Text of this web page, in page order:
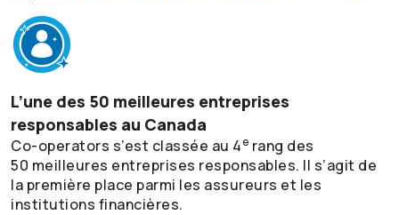
L’une des 50 meilleures entreprises
responsables au Canada
Co-operators s’est classée au 4e rang des
50 meilleures entreprises responsables. Il s’agit de
la première place parmi les assureurs et les
institutions financières.